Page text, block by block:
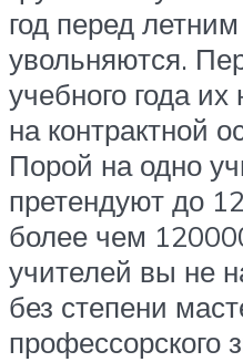
год перед
увольняются.
учебного года
на контрактной
Порой на одно
претендуют до
более чем
учителей вы не
без степени
профессорского